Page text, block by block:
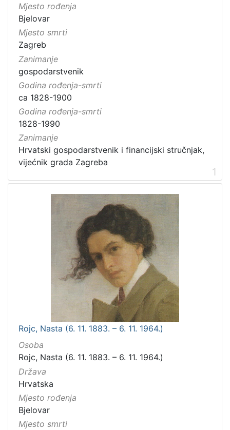
Mjesto rođenja
Bjelovar
Mjesto smrti
Zagreb
Zanimanje
gospodarstvenik
Godina rođenja-smrti
ca 1828-1900
Godina rođenja-smrti
1828-1990
Zanimanje
Hrvatski gospodarstvenik i financijski stručnjak,
vijećnik grada Zagreba
1
Rojc, Nasta (6. 11. 1883. – 6. 11. 1964.)
Osoba
Rojc, Nasta (6. 11. 1883. – 6. 11. 1964.)
Država
Hrvatska
Mjesto rođenja
Bjelovar
Mjesto smrti